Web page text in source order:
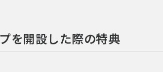
を開設した際の特典